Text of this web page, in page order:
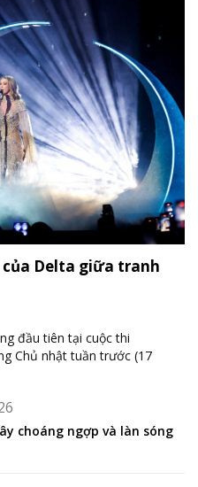
của Delta giữa tranh
đầu tiên tại cuộc thi
Chủ nhật tuần trước (17
choáng ngợp và làn sóng